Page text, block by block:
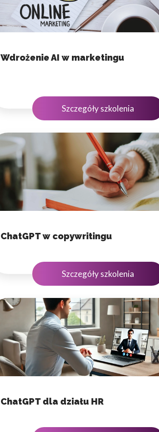
Wdrożenie AI w marketingu
Szczegóły szkolenia
ChatGPT w copywritingu
Szczegóły szkolenia
ChatGPT dla działu HR